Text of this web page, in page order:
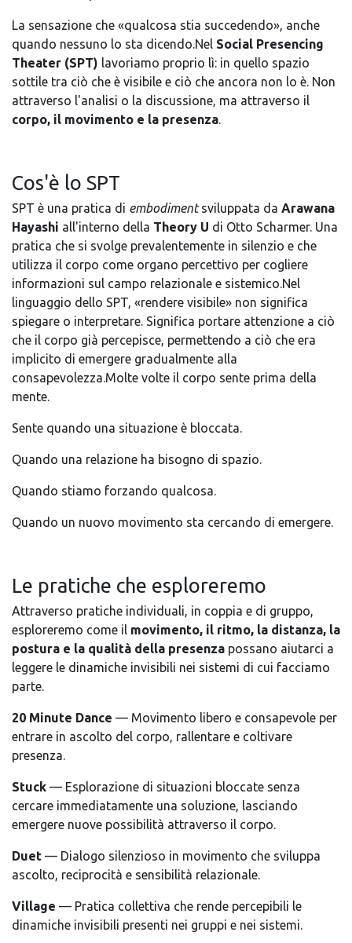
La sensazione che «qualcosa stia succedendo», anche
quando nessuno lo sta dicendo.Nel Social Presencing
Theater (SPT) lavoriamo proprio lì: in quello spazio
sottile tra ciò che è visibile e ciò che ancora non lo è. Non
attraverso l'analisi o la discussione, ma attraverso il
corpo, il movimento e la presenza.
Cos'è lo SPT
SPT è una pratica di embodimentsviluppata da Arawana
Hayashi all'interno della Theory U di Otto Scharmer. Una
pratica che si svolge prevalentemente in silenzio e che
utilizza il corpo come organo percettivo per cogliere
informazioni sul campo relazionale e sistemico.Nel
linguaggio dello SPT, «rendere visibile» non significa
spiegare o interpretare. Significa portare attenzione a ciò
che il corpo già percepisce, permettendo a ciò che era
implicito di emergere gradualmente alla
consapevolezza.Molte volte il corpo sente prima della
mente.
Sente quando una situazione è bloccata.
Quando una relazione ha bisogno di spazio.
Quando stiamo forzando qualcosa.
Quando un nuovo movimento sta cercando di emergere.
Le pratiche che esploreremo
Attraverso pratiche individuali, in coppia e di gruppo,
esploreremo come il movimento, il ritmo, la distanza, la
postura e la qualità della presenza possano aiutarci a
leggere le dinamiche invisibili nei sistemi di cui facciamo
parte.
20 Minute Dance — Movimento libero e consapevole per
entrare in ascolto del corpo, rallentare e coltivare
presenza.
Stuck — Esplorazione di situazioni bloccate senza
cercare immediatamente una soluzione, lasciando
emergere nuove possibilità attraverso il corpo.
Duet — Dialogo silenzioso in movimento che sviluppa
ascolto, reciprocità e sensibilità relazionale.
Village — Pratica collettiva che rende percepibili le
dinamiche invisibili presenti nei gruppi e nei sistemi.